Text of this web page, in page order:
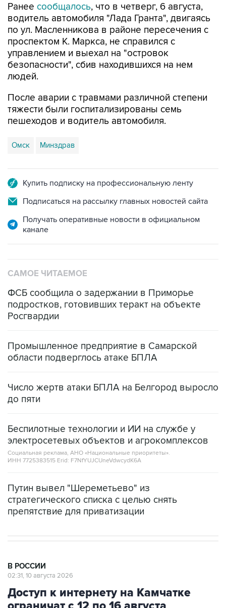
Ранее сообщалось, что в четверг, 6 августа,
водитель автомобиля "Лада Гранта", двигаясь
по ул. Масленникова в районе пересечения с
проспектом К. Маркса, не справился с
управлением и выехал на "островок
безопасности", сбив находившихся на нем
людей.
После аварии с травмами различной степени
тяжести были госпитализированы семь
пешеходов и водитель автомобиля.
Омск Минздрав
Купить подписку на профессиональную ленту
Подписаться на рассылку главных новостей сайта
Получать оперативные новости в официальном
канале
САМОЕ ЧИТАЕМОЕ
ФСБ сообщила о задержании в Приморье
подростков, готовивших теракт на объекте
Росгвардии
Промышленное предприятие в Самарской
области подверглось атаке БПЛА
Число жертв атаки БПЛА на Белгород выросло
до пяти
Беспилотные технологии и ИИ на службе у
электросетевых объектов и агрокомплексов
Социальная реклама, АНО «Национальные приоритеты».
ИНН 7725383515 Erid: F7NfYUJCUneVdwcydK6A
Путин вывел "Шереметьево" из
стратегического списка с целью снять
препятствие для приватизации
В РОССИИ
02:31, 10 августа 2026
Доступ к интернету на Камчатке